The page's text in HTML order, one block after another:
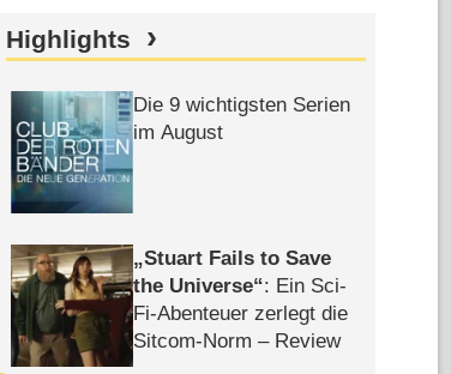
Highlights
Die 9 wichtigsten Serien
im August
Stuart Fails to Save
the Universe : Ein Sci-
Fi-Abenteuer zerlegt die
Sitcom-Norm – Review